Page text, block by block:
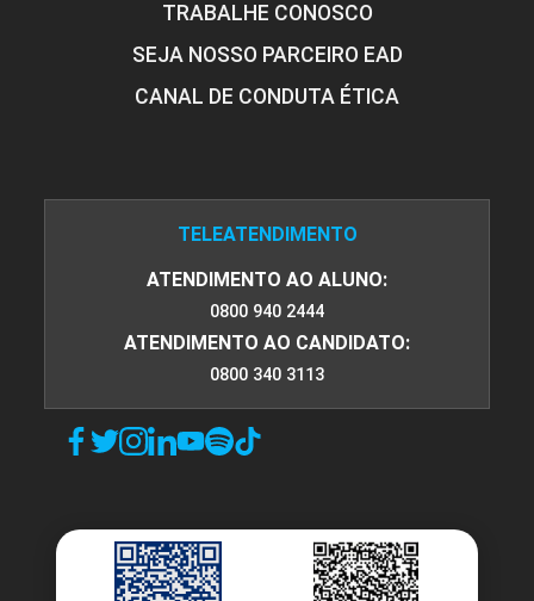
TRABALHE CONOSCO
SEJA NOSSO PARCEIRO EAD
CANAL DE CONDUTA ÉTICA
TELEATENDIMENTO
ATENDIMENTO AO ALUNO:
0800 940 2444
ATENDIMENTO AO CANDIDATO:
0800 340 3113